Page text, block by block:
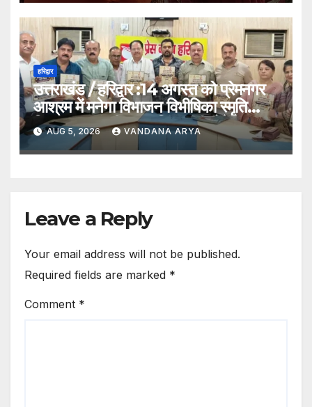
हरिद्वार
उत्तराखंड / हरिद्वार :14 अगस्त को प्रेमनगर
आश्रम में मनेगा विभाजन विभीषिका स्मृति
दिवस, मुख्यमंत्री पुष्कर सिंह धामी होंगे मुख्य
अतिथि_देखे विडिओ !!
AUG 5, 2026 VANDANA ARYA
Leave a Reply
Your email address will not be published.
Required fields are marked *
Comment *